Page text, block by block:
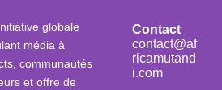
globale
média à
communautés
et offre de
Contact
contact@af
ricamutand
i.com